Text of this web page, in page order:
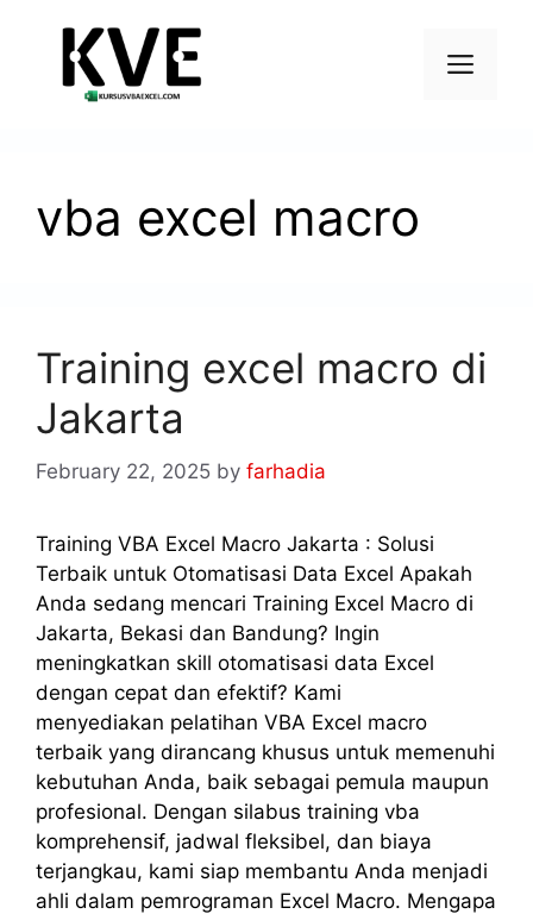
vba excel macro
Training excel macro di
Jakarta
February 22, 2025 by farhadia
Training VBA Excel Macro Jakarta : Solusi
Terbaik untuk Otomatisasi Data Excel Apakah
Anda sedang mencari Training Excel Macro di
Jakarta, Bekasi dan Bandung? Ingin
meningkatkan skill otomatisasi data Excel
dengan cepat dan efektif? Kami
menyediakan pelatihan VBA Excel macro
terbaik yang dirancang khusus untuk memenuhi
kebutuhan Anda, baik sebagai pemula maupun
profesional. Dengan silabus training vba
komprehensif, jadwal fleksibel, dan biaya
terjangkau, kami siap membantu Anda menjadi
ahli dalam pemrograman Excel Macro. Mengapa